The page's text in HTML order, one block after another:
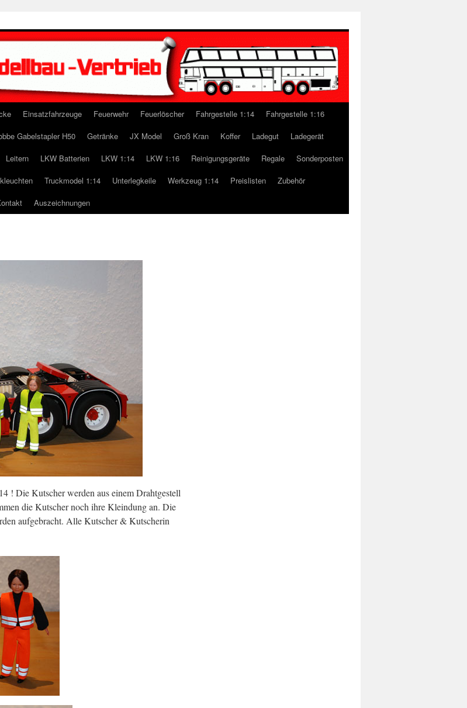
Einsatzfahrzeuge Feuerwehr Feuerlöscher Fahrgestelle 1:14
Fahrgestelle 1:16
Gabelstapler H50 Getränke JX Model Groß Kran Koffer Ladegut
Ladegerät
Leitern LKW Batterien LKW 1:14 LKW 1:16 Reinigungsgeräte Regale
Sonderposten
Truckmodel 1:14 Unterlegkeile Werkzeug 1:14 Preislisten
Zubehör
Auszeichnungen
Die Kutscher werden aus einem Drahtgestell
die Kutscher noch ihre Kleindung an. Die
aufgebracht. Alle Kutscher & Kutscherin